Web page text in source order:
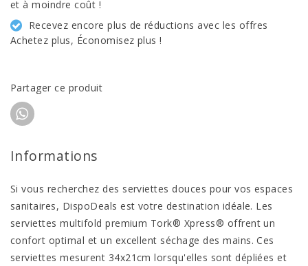
et à moindre coût !
Recevez encore plus de réductions avec les offres
Achetez plus, Économisez plus !
Partager ce produit
Informations
Si vous recherchez des serviettes douces pour vos espaces
sanitaires, DispoDeals est votre destination idéale. Les
serviettes multifold premium Tork® Xpress® offrent un
confort optimal et un excellent séchage des mains. Ces
serviettes mesurent 34x21cm lorsqu'elles sont dépliées et